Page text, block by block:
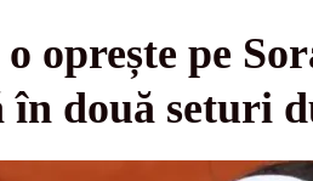
oprește pe
în două seturi